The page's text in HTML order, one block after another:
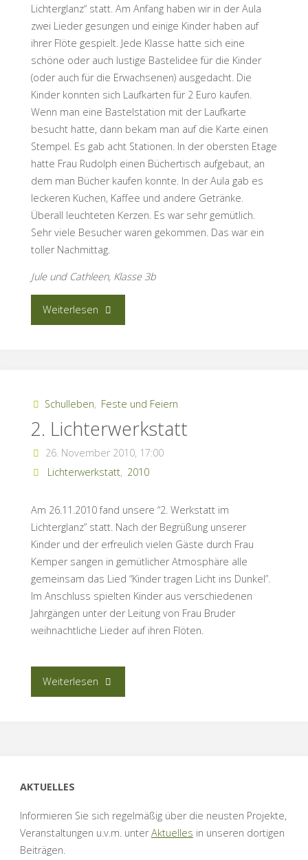
Lichterglanz“ statt. Am Anfang haben wir in der Aula
zwei Lieder gesungen und einige Kinder haben auf
ihrer Flöte gespielt. Jede Klasse hatte sich eine
schöne oder auch lustige Bastelidee für die Kinder
(oder auch für die Erwachsenen) ausgedacht. Die
Kinder konnten sich Laufkarten für 2 Euro kaufen.
Wenn man eine Bastelstation mit der Laufkarte
besucht hatte, dann bekam man auf die Karte einen
Stempel. Es gab acht Stationen. In der obersten Etage
hatte Frau Rudolph einen Büchertisch aufgebaut, an
dem man Bücher kaufen konnte. In der Aula gab es
leckeren Kuchen, Kaffee und andere Getränke.
Überall leuchteten Kerzen. Es war sehr gemütlich.
Sehr viele Besucher waren gekommen. Das war ein
toller Nachmittag.
Jule und Cathleen, Klasse 3b
Weiterlesen “Lichterwerkstatt
November
2012”
Schulleben, Feste und Feiern
2. Lichterwerkstatt
26. November 2010, 17:00
Lichterwerkstatt, 2010
Am 26.11.2010 fand unsere “2. Werkstatt im
Lichterglanz” statt. Nach der Begrüßung unserer
Kinder und der erfreulich vielen Gäste durch Frau
Kemper sangen in gemütlicher Atmosphäre alle
gemeinsam das Lied “Kinder tragen Licht ins Dunkel”.
Im Anschluss spielten Kinder aus verschiedenen
Jahrgängen unter der Leitung von Frau Bruder
weihnachtliche Lieder auf ihren Flöten.
Weiterlesen “2.
AKTUELLES
Informieren Sie sich regelmäßig über die neusten Projekte,
Veranstaltungen u.v.m. unterAktuelles in unseren dortigen
Beiträgen.